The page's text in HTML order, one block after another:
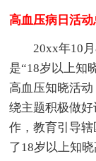
高血压病日活动
20xx年10
是“18岁以上知
高血压知晓活
绕主题积极做
作，教育引导
了18岁以上知